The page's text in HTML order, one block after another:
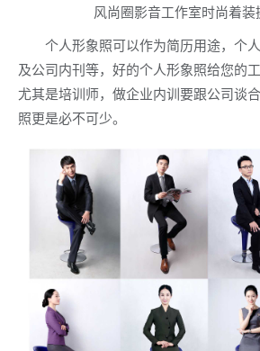
风尚圈影音工作室时尚着装
个人形象照可以作为简历用途，个
及公司内刊等，好的个人形象照给您的
尤其是培训师，做企业内训要跟公司谈
照更是必不可少。